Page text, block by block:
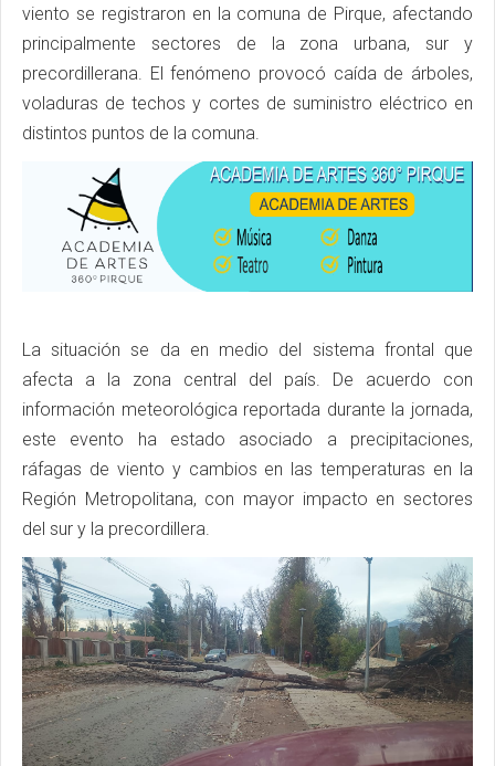
viento se registraron en la comuna de Pirque, afectando
principalmente sectores de la zona urbana, sur y
precordillerana. El fenómeno provocó caída de árboles,
voladuras de techos y cortes de suministro eléctrico en
distintos puntos de la comuna.
La situación se da en medio del sistema frontal que
afecta a la zona central del país. De acuerdo con
información meteorológica reportada durante la jornada,
este evento ha estado asociado a precipitaciones,
ráfagas de viento y cambios en las temperaturas en la
Región Metropolitana, con mayor impacto en sectores
del sur y la precordillera.